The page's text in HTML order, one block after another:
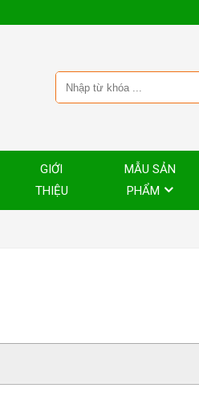
GIỚI
THIỆU
MẪU SẢN
PHẨM